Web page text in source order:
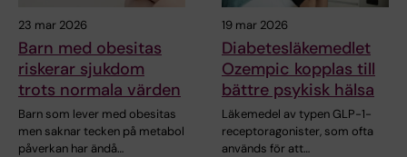
23 mar 2026
Barn med obesitas
riskerar sjukdom
trots normala värden
Barn som lever med obesitas
men saknar tecken på metabol
påverkan har ändå…
19 mar 2026
Diabetesläkemedlet
Ozempic kopplas till
bättre psykisk hälsa
Läkemedel av typen GLP-1-
receptoragonister, som ofta
används för att…